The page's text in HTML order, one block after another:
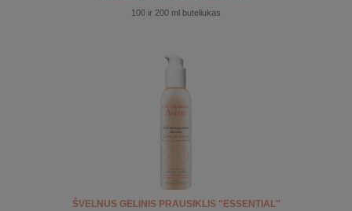
100 ir 200 ml buteliukas
ŠVELNUS GELINIS PRAUSIKLIS "ESSENTIAL"